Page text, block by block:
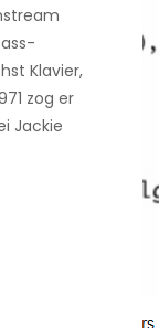
Klavier,
zog er
Jackie